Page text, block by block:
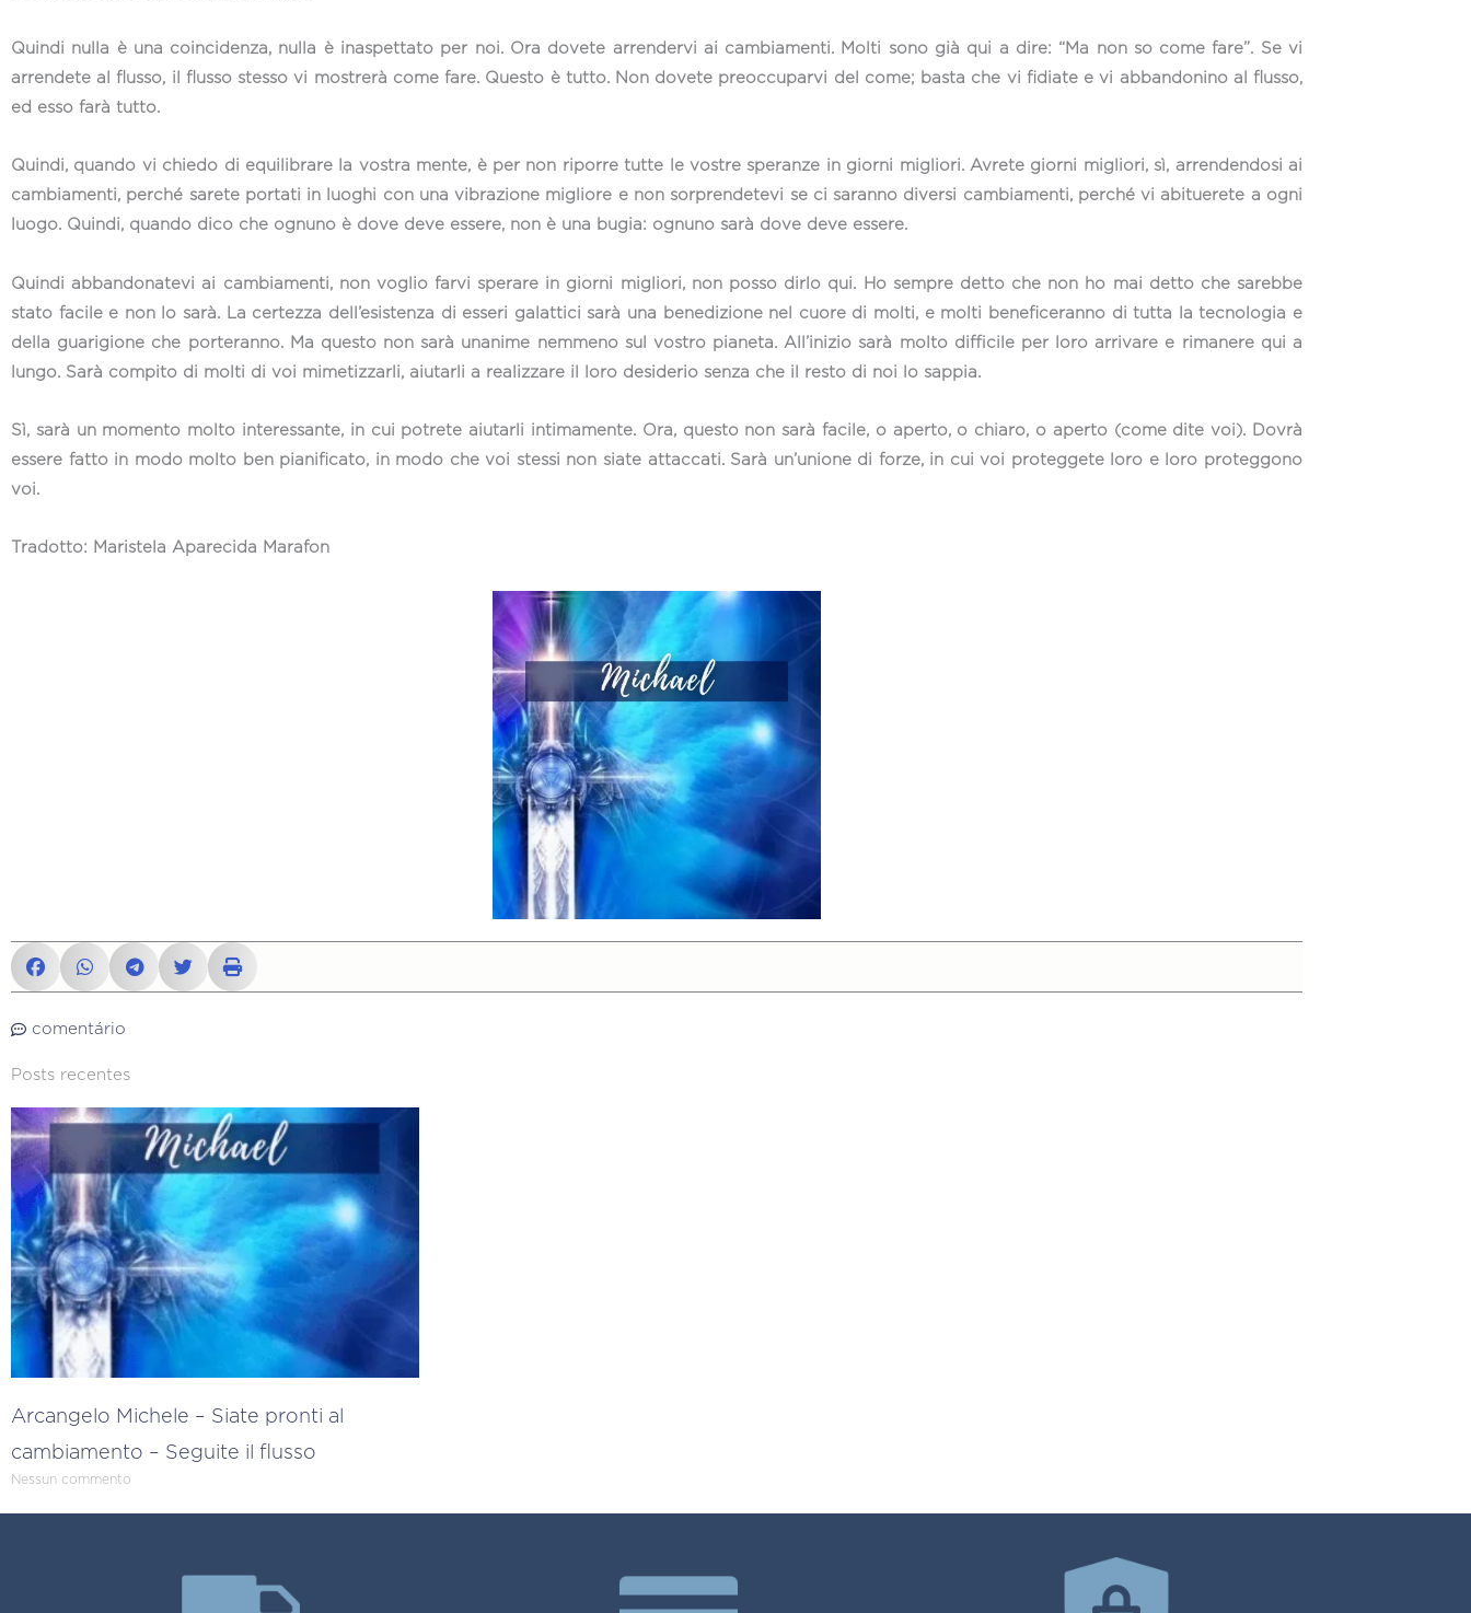
Quindi nulla è una coincidenza, nulla è inaspettato per noi. Ora dovete arrendervi ai cambiamenti. Molti sono già qui a dire: “Ma non so come fare”. Se vi
arrendete al flusso, il flusso stesso vi mostrerà come fare. Questo è tutto. Non dovete preoccuparvi del come; basta che vi fidiate e vi abbandonino al flusso,
ed esso farà tutto.
Quindi, quando vi chiedo di equilibrare la vostra mente, è per non riporre tutte le vostre speranze in giorni migliori. Avrete giorni migliori, sì, arrendendosi ai
cambiamenti, perché sarete portati in luoghi con una vibrazione migliore e non sorprendetevi se ci saranno diversi cambiamenti, perché vi abituerete a ogni
luogo. Quindi, quando dico che ognuno è dove deve essere, non è una bugia: ognuno sarà dove deve essere.
Quindi abbandonatevi ai cambiamenti, non voglio farvi sperare in giorni migliori, non posso dirlo qui. Ho sempre detto che non ho mai detto che sarebbe
stato facile e non lo sarà. La certezza dell’esistenza di esseri galattici sarà una benedizione nel cuore di molti, e molti beneficeranno di tutta la tecnologia e
della guarigione che porteranno. Ma questo non sarà unanime nemmeno sul vostro pianeta. All’inizio sarà molto difficile per loro arrivare e rimanere qui a
lungo. Sarà compito di molti di voi mimetizzarli, aiutarli a realizzare il loro desiderio senza che il resto di noi lo sappia.
Sì, sarà un momento molto interessante, in cui potrete aiutarli intimamente. Ora, questo non sarà facile, o aperto, o chiaro, o aperto (come dite voi). Dovrà
essere fatto in modo molto ben pianificato, in modo che voi stessi non siate attaccati. Sarà un’unione di forze, in cui voi proteggete loro e loro proteggono
voi.
Tradotto: Maristela Aparecida Marafon
comentário
Posts recentes
Arcangelo Michele – Siate pronti al
cambiamento – Seguite il flusso
Nessun commento